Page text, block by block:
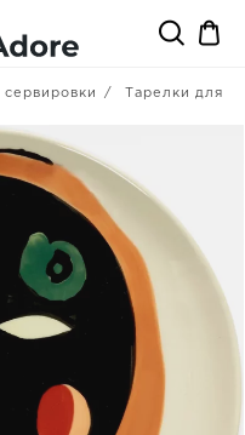
сервировки Тарелки для